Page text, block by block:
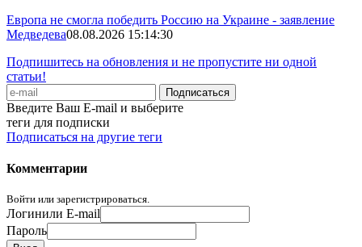
Европа не смогла победить Россию на Украине - заявление
Медведева08.08.2026 15:14:30
Подпишитесь на обновления и не пропустите ни одной
статьи!
Введите Ваш E-mail и выберите
теги для подписки
Подписаться на другие теги
Комментарии
Войти или зарегистрироваться.
Логинили E-mail
Пароль